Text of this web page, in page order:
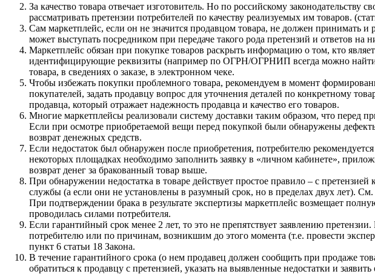
За качество товара отвечает изготовитель. Но по российскому
рассматривать претензии потребителей по качеству реализуемых им товаров.
Сам маркетплейс, если он не значится продавцом товара, не должен принимать и
может выступать посредником при передаче такого рода претензий и ответов на
Маркетплейс обязан при покупке товаров раскрыть информацию о том, кто
идентифицирующие реквизиты (например по ОГРН/ОГРНИП всегда можно
товара, в сведениях о заказе, в электронном чеке.
Чтобы избежать покупки проблемного товара, рекомендуем в момент
покупателей, задать продавцу вопрос для уточнения деталей по конкретному
продавца, который отражает надежность продавца и качество его товаров.
Многие маркетплейсы реализовали систему доставки таким образом, что перед
Если при осмотре приобретаемой вещи перед покупкой были обнаружены
возврат денежных средств.
Если недостаток был обнаружен после приобретения, потребителю
некоторых площадках необходимо заполнить заявку в «личном кабинете»,
возврат денег за бракованный товар выше.
При обнаружении недостатка в товаре действует простое правило – с
службы (а если они не установлены в разумный срок, но в пределах двух лет).
При подтверждении брака в результате экспертизы маркетплейс возмещает
проводилась силами потребителя.
Если гарантийный срок менее 2 лет, то это не препятствует заявлению
потребителю или по причинам, возникшим до этого момента (т.е. провести
пункт 6 статьи 18 Закона.
В течение гарантийного срока (о нем продавец должен сообщить при продаже
обратиться к продавцу с претензией, указать на выявленные недостатки и